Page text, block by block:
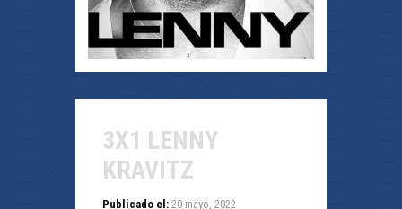
3X1 LENNY
KRAVITZ
Publicado el: 20 mayo, 2022